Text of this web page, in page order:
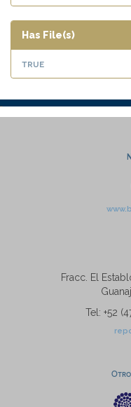
Has File(s)
true
Fracc. El
Tel: +52